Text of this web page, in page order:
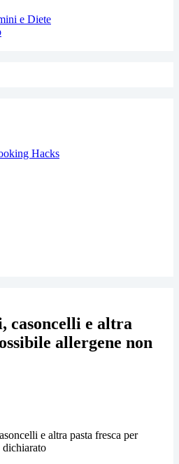
e Diete
Hacks
casoncelli e altra
allergene non